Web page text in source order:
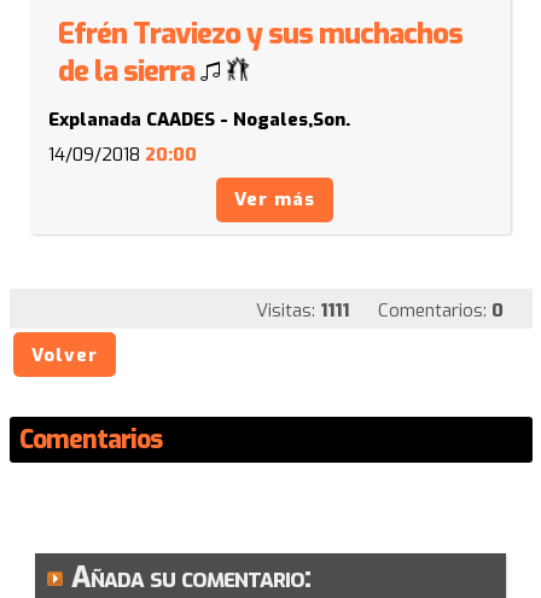
Efrén Traviezo y sus muchachos
de la sierra
Explanada CAADES - Nogales,Son.
14/09/2018 20:00
Ver más
Visitas: 1111 Comentarios: 0
Volver
Comentarios
Añada su comentario: